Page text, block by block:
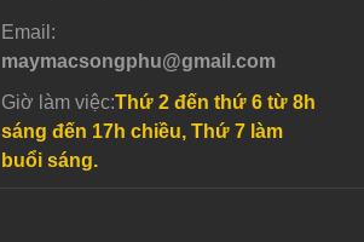
Email:
maymacsongphu@gmail.com
Giờ làm việc:Thứ 2 đến thứ 6 từ 8h
sáng đến 17h chiều, Thứ 7 làm
buổi sáng.